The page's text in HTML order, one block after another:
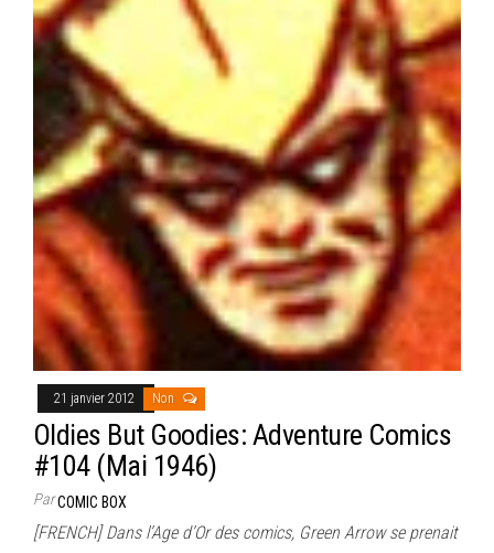
21 janvier 2012 Non
Oldies But Goodies: Adventure Comics
#104 (Mai 1946)
ParCOMIC BOX
[FRENCH] Dans l’Age d’Or des comics, Green Arrow se prenait